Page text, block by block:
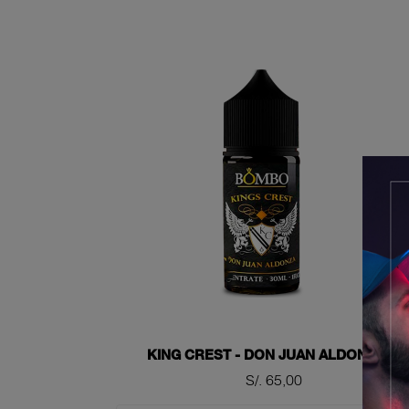
KING CREST - DON JUAN ALDONZA
Precio
S/. 65,00